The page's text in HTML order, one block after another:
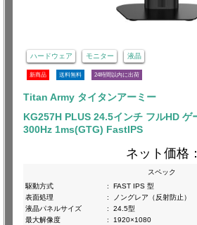
ハードウェア モニター 液晶
新商品 送料無料 24時間以内に出荷
Titan Army タイタンアーミー
KG257H PLUS 24.5インチ フルHD ゲ
300Hz 1ms(GTG) FastIPS
ネット価格：
スペック
駆動方式
:
FAST IPS 型
表面処理
:
ノングレア（反射防止）
液晶パネルサイズ
:
24.5型
最大解像度
: 1920×1080